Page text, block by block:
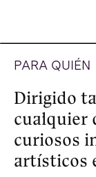
Creación
Vasco). En su
las relaciones
violencia e
territorio.
imágenes y
materia de